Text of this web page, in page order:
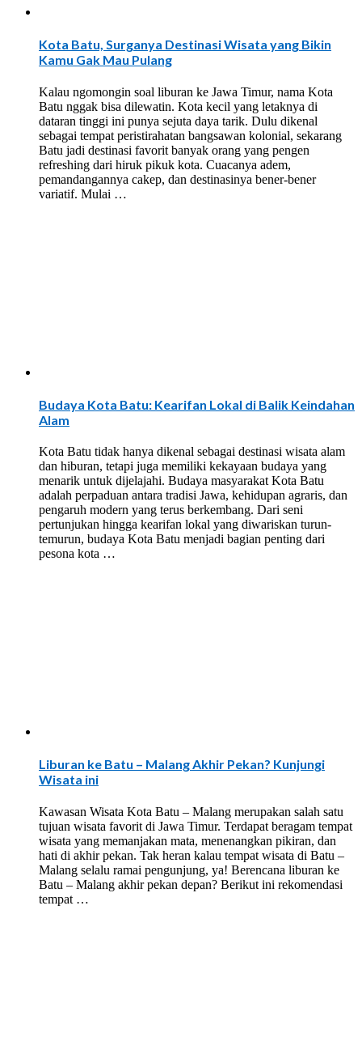
Kota Batu, Surganya Destinasi Wisata yang Bikin
Kamu Gak Mau Pulang
Kalau ngomongin soal liburan ke Jawa Timur, nama Kota
Batu nggak bisa dilewatin. Kota kecil yang letaknya di
dataran tinggi ini punya sejuta daya tarik. Dulu dikenal
sebagai tempat peristirahatan bangsawan kolonial, sekarang
Batu jadi destinasi favorit banyak orang yang pengen
refreshing dari hiruk pikuk kota. Cuacanya adem,
pemandangannya cakep, dan destinasinya bener-bener
variatif. Mulai …
Budaya Kota Batu: Kearifan Lokal di Balik Keindahan
Alam
Kota Batu tidak hanya dikenal sebagai destinasi wisata alam
dan hiburan, tetapi juga memiliki kekayaan budaya yang
menarik untuk dijelajahi. Budaya masyarakat Kota Batu
adalah perpaduan antara tradisi Jawa, kehidupan agraris, dan
pengaruh modern yang terus berkembang. Dari seni
pertunjukan hingga kearifan lokal yang diwariskan turun-
temurun, budaya Kota Batu menjadi bagian penting dari
pesona kota …
Liburan ke Batu – Malang Akhir Pekan? Kunjungi
Wisata ini
Kawasan Wisata Kota Batu – Malang merupakan salah satu
tujuan wisata favorit di Jawa Timur. Terdapat beragam tempat
wisata yang memanjakan mata, menenangkan pikiran, dan
hati di akhir pekan. Tak heran kalau tempat wisata di Batu –
Malang selalu ramai pengunjung, ya! Berencana liburan ke
Batu – Malang akhir pekan depan? Berikut ini rekomendasi
tempat …